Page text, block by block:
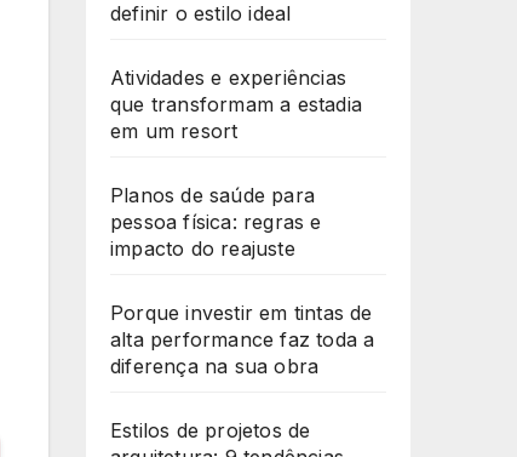
definir o estilo ideal
Atividades e experiências
que transformam a estadia
em um resort
Planos de saúde para
pessoa física: regras e
impacto do reajuste
Porque investir em tintas de
alta performance faz toda a
diferença na sua obra
Estilos de projetos de